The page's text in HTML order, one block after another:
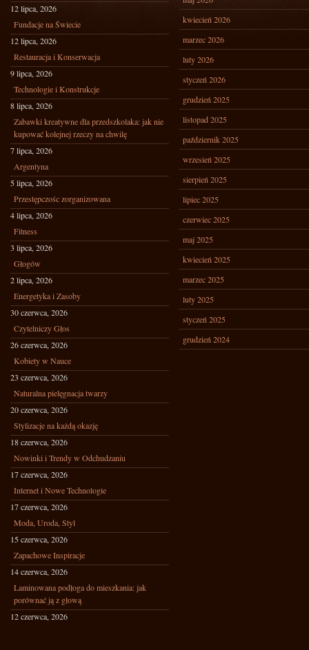
12 lipca, 2026
Fundacje na Świecie
12 lipca, 2026
Restauracja i Konserwacja
9 lipca, 2026
Technologie i Konstrukcje
8 lipca, 2026
Zabawki kreatywne dla przedszkolaka: jak nie
kupować kolejnej rzeczy na chwilę
7 lipca, 2026
Argentyna
5 lipca, 2026
Przestępczośc zorganizowana
4 lipca, 2026
Fitness
3 lipca, 2026
Głogów
2 lipca, 2026
Energetyka i Zasoby
30 czerwca, 2026
Czytelniczy Głos
26 czerwca, 2026
Kobiety w Nauce
23 czerwca, 2026
Naturalna pielęgnacja twarzy
20 czerwca, 2026
Stylizacje na każdą okazję
18 czerwca, 2026
Nowinki i Trendy w Odchudzaniu
17 czerwca, 2026
Internet i Nowe Technologie
17 czerwca, 2026
Moda, Uroda, Styl
15 czerwca, 2026
Zapachowe Inspiracje
14 czerwca, 2026
Laminowana podłoga do mieszkania: jak
porównać ją z głową
12 czerwca, 2026
kwiecień 2026
marzec 2026
luty 2026
styczeń 2026
grudzień 2025
listopad 2025
październik 2025
wrzesień 2025
sierpień 2025
lipiec 2025
czerwiec 2025
maj 2025
kwiecień 2025
marzec 2025
luty 2025
styczeń 2025
grudzień 2024